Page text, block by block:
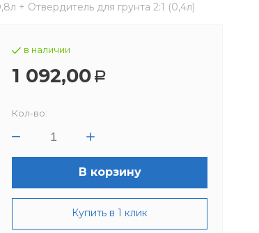
+ Отвердитель для грунта 2:1 (0,4л)
в наличии
1 092,00 Р
Кол-во:
В корзину
Купить в 1 клик